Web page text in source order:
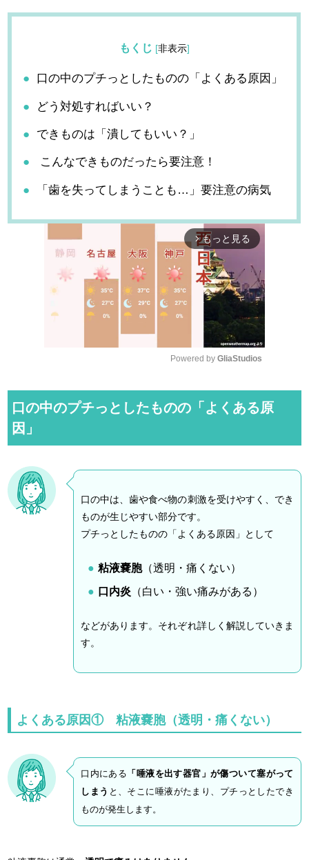
もくじ [非表示]
口の中のプチっとしたものの「よくある原因」
どう対処すればいい？
できものは「潰してもいい？」
こんなできものだったら要注意！
「歯を失ってしまうことも…」要注意の病気
arrow_forward_ios もっと見る
Powered by GliaStudios
口の中のプチっとしたものの「よくある原
因」
口の中は、歯や食べ物の刺激を受けやすく、でき
ものが生じやすい部分です。
プチっとしたものの「よくある原因」として
粘液嚢胞（透明・痛くない）
口内炎 （白い・強い痛みがある）
などがあります。それぞれ詳しく解説していきま
す。
よくある原因① 粘液嚢胞（透明・痛くない）
口内にある 「唾液を出す器官」が傷ついて塞がって
しまう と、そこに唾液がたまり、プチっとしたでき
ものが発生します。